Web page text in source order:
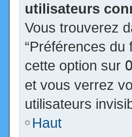
utilisateurs
Vous trouverez
“Préférences du
cette option sur
et vous verrez
utilisateurs
Haut